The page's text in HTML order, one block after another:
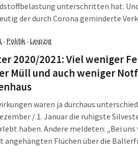
unterschritten hat.
der durch Corona geminderte
· Politik· Leipzig
2020/2021: Viel weniger
Müll und auch weniger
waren ja durchaus
/ 1. Januar die ruhigste
haben. Andere meldeten: „Bei
angehängten Flüchen über die